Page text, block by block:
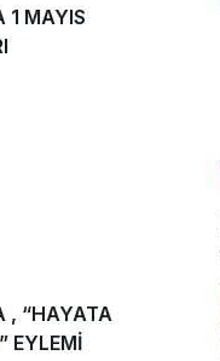
1 MAYIS
, “HAYATA
EYLEMİ